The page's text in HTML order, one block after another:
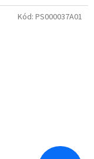
Kód: PS000037A01